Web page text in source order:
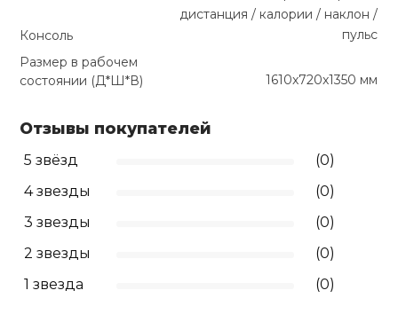
Консоль
дистанция / калории / наклон /
пульс
Размер в рабочем
состоянии (Д*Ш*В)
1610x720x1350 мм
Отзывы покупателей
5 звёзд
(0)
4 звезды
(0)
3 звезды
(0)
2 звезды
(0)
1 звезда
(0)